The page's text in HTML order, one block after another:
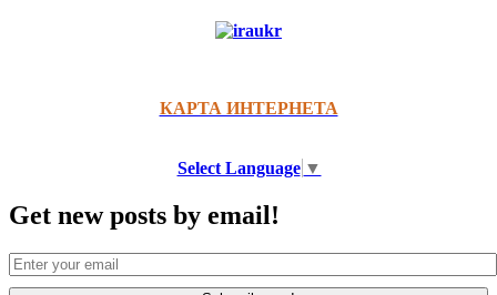
КАРТА ИНТЕРНЕТА
Select Language ▼
Get new posts by email!